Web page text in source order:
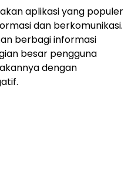
aplikasi yang populer
dan berkomunikasi.
berbagi informasi
besar pengguna
dengan